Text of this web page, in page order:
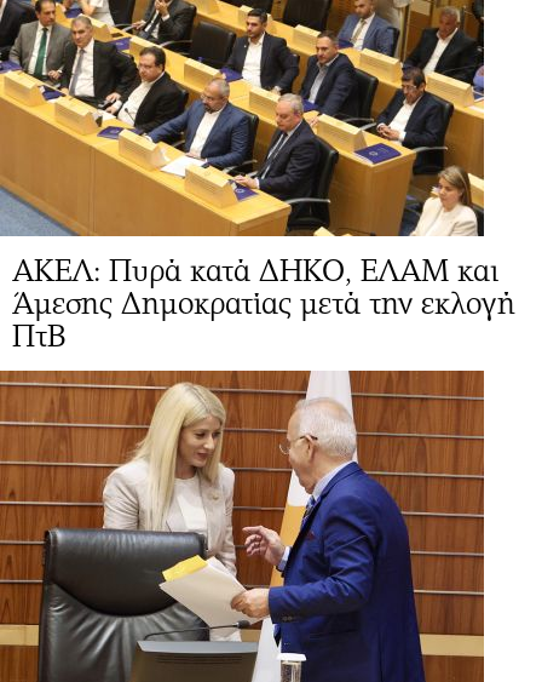
ΑΚΕΛ: Πυρά κατά ΔΗΚΟ, ΕΛΑΜ και
Άμεσης Δημοκρατίας μετά την εκλογή
ΠτΒ